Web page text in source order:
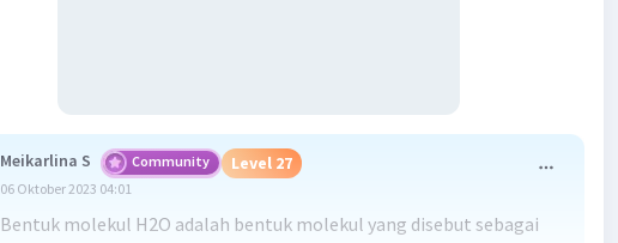
Meikarlina S Community Level 27
06 Oktober 2023 04:01
Bentuk molekul H2O adalah bentuk molekul yang disebut sebagai